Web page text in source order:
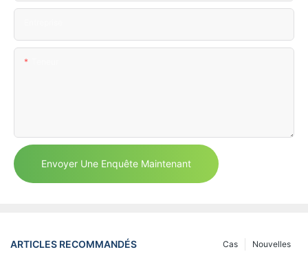
Envoyer Une Enquête Maintenant
ARTICLES RECOMMANDÉS Nouvelles
Cas